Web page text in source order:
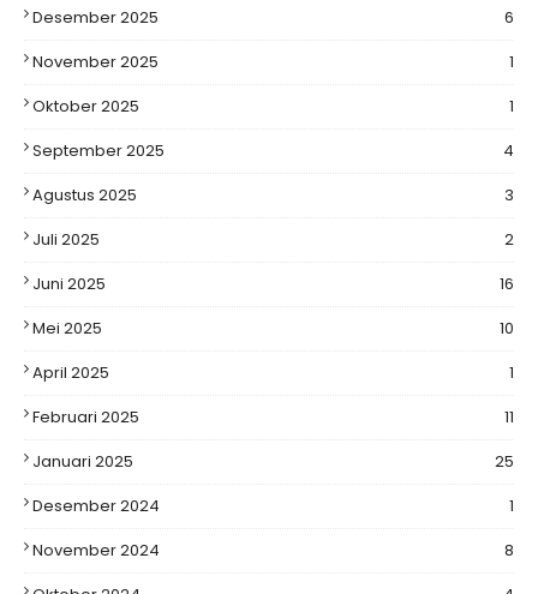
Desember 2025
6
November 2025
1
Oktober 2025
1
September 2025
4
Agustus 2025
3
Juli 2025
2
Juni 2025
16
Mei 2025
10
April 2025
1
Februari 2025
11
Januari 2025
25
Desember 2024
1
November 2024
8